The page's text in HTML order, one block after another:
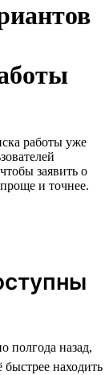
работы уже
заявить о
и точнее.
полгода назад,
находить